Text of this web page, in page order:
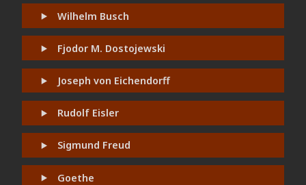
Wilhelm Busch
Fjodor M. Dostojewski
Joseph von Eichendorff
Rudolf Eisler
Sigmund Freud
Goethe